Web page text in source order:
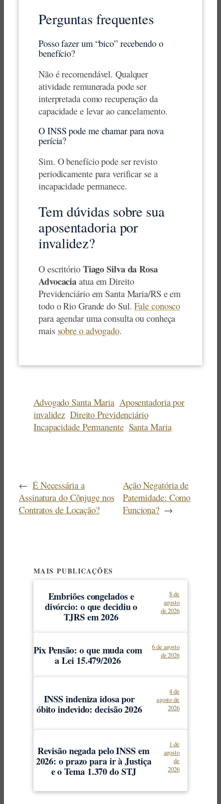
Perguntas frequentes
Posso fazer um “bico” recebendo o
benefício?
Não é recomendável. Qualquer
atividade remunerada pode ser
interpretada como recuperação da
capacidade e levar ao cancelamento.
O INSS pode me chamar para nova
perícia?
Sim. O benefício pode ser revisto
periodicamente para verificar se a
incapacidade permanece.
Tem dúvidas sobre sua
aposentadoria por
invalidez?
O escritório Tiago Silva da Rosa
Advocacia atua em Direito
Previdenciário em Santa Maria/RS e em
todo o Rio Grande do Sul.Fale conosco
para agendar uma consulta ou conheça
mais sobre o advogado.
Advogado Santa Maria Aposentadoria por
invalidez Direito Previdenciário
Incapacidade Permanente Santa Maria
← É Necessária a
Assinatura do Cônjuge nos
Contratos de Locação?
Ação Negatória de
Paternidade: Como
Funciona? →
MAIS PUBLICAÇÕES
Embriões congelados e
divórcio: o que decidiu o
TJRS em 2026
8 de
agosto
de 2026
Pix Pensão: o que muda com
a Lei 15.479/2026
6 de agosto
de 2026
INSS indeniza idosa por
óbito indevido: decisão 2026
4 de
agosto de
2026
Revisão negada pelo INSS em
2026: o prazo para ir à Justiça
e o Tema 1.370 do STJ
1 de
agosto
de
2026